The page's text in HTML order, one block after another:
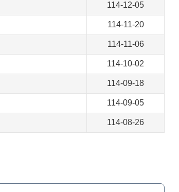
114-12-05
114-11-20
114-11-06
114-10-02
114-09-18
114-09-05
114-08-26